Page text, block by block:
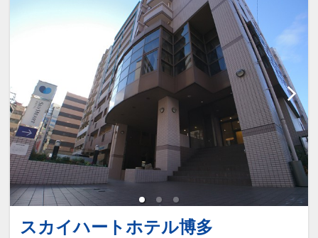
スカイハートホテル博多